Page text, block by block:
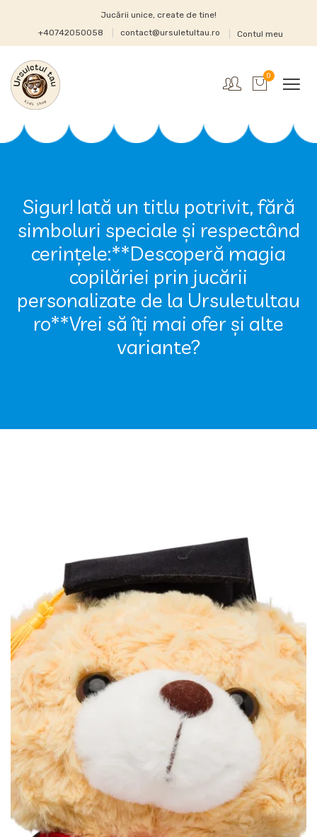
Jucării unice, create de tine!
+40742050058
contact@ursuletultau.ro Contul meu
0
Sigur! Iată un titlu potrivit, fără
simboluri speciale și respectând
cerințele:**Descoperă magia
copilăriei prin jucării
personalizate de la Ursuletultau
ro**Vrei să îți mai ofer și alte
variante?